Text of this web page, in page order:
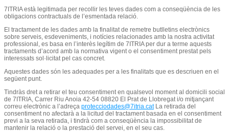
7ITRIA està legitimada per recollir les teves dades com a conseqüència de les
obligacions contractuals de l’esmentada relació.
El tractament de les dades amb la finalitat de remetre butlletins electrònics
sobre serveis, esdeveniments, i notícies relacionades amb la nostra activitat
professional, es basa en l’interès legítim de 7ITRIA per dur a terme aquests
tractaments d’acord amb la normativa vigent o el consentiment prestat pels
interessats sol·licitat pel cas concret.
Aquestes dades són les adequades per a les finalitats que es descriuen en el
següent punt.
Tindràs dret a retirar el teu consentiment en qualsevol moment al domicili social
de 7ITRIA, Carrer Riu Anoia 42-54 08820 El Prat de Llobregat i/o mitjançant
correu electrònic a l’adreça protecciodades@7itria.catLa retirada del
consentiment no afectarà a la licitud del tractament basada en el consentiment
previ a la seva retirada, i tindrà com a conseqüència la impossibilitat de
mantenir la relació o la prestació del servei, en el seu cas.